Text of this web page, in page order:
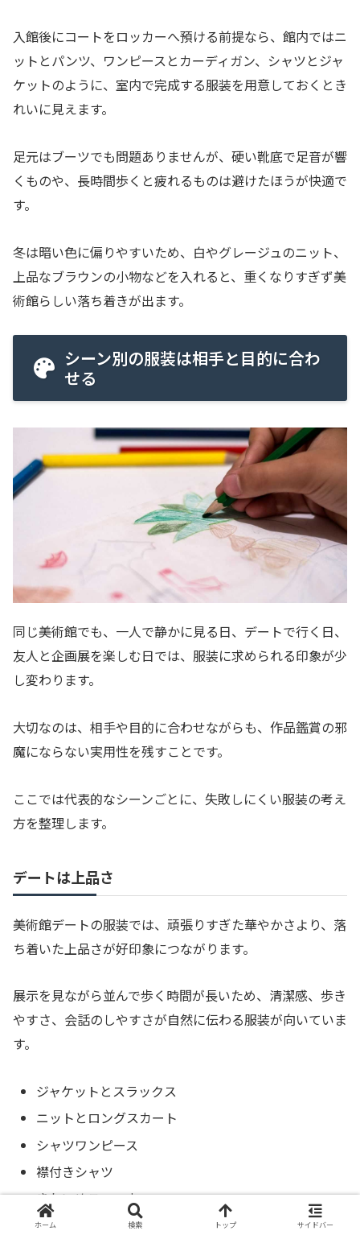
入館後にコートをロッカーへ預ける前提なら、館内ではニ
ットとパンツ、ワンピースとカーディガン、シャツとジャ
ケットのように、室内で完成する服装を用意しておくとき
れいに見えます。
足元はブーツでも問題ありませんが、硬い靴底で足音が響
くものや、長時間歩くと疲れるものは避けたほうが快適で
す。
冬は暗い色に偏りやすいため、白やグレージュのニット、
上品なブラウンの小物などを入れると、重くなりすぎず美
術館らしい落ち着きが出ます。
シーン別の服装は相手と目的に合わ
せる
同じ美術館でも、一人で静かに見る日、デートで行く日、
友人と企画展を楽しむ日では、服装に求められる印象が少
し変わります。
大切なのは、相手や目的に合わせながらも、作品鑑賞の邪
魔にならない実用性を残すことです。
ここでは代表的なシーンごとに、失敗しにくい服装の考え
方を整理します。
デートは上品さ
美術館デートの服装では、頑張りすぎた華やかさより、落
ち着いた上品さが好印象につながります。
展示を見ながら並んで歩く時間が長いため、清潔感、歩き
やすさ、会話のしやすさが自然に伝わる服装が向いていま
す。
ジャケットとスラックス
ニットとロングスカート
シャツワンピース
襟付きシャツ
きれいめスニーカー
ホーム 検索 トップ サイドバー